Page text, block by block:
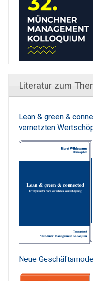
Literatur zum
Lean & green &
vernetzten
Neue